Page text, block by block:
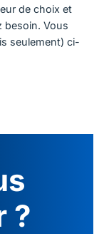
de choix et
besoin. Vous
seulement) ci-
?